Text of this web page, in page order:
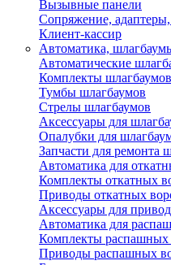
Вызывные панели
Сопряжение,
Клиент-кассир
Автоматика,
Автоматические
Комплекты шлагбаумов
Тумбы шлагбаумов
Стрелы шлагбаумов
Аксессуары для
Опалубки для
Запчасти для ремонта
Автоматика для
Комплекты откатных
Приводы откатных
Аксессуары для
Автоматика для
Комплекты распашных
Приводы распашных